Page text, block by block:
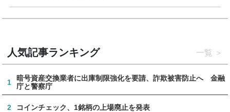
人気記事ランキング 一覧
1
暗号資産交換業者に出庫制限強化を要請、詐欺被害防止へ 金融
庁と警察庁
2 コインチェック、1銘柄の上場廃止を発表